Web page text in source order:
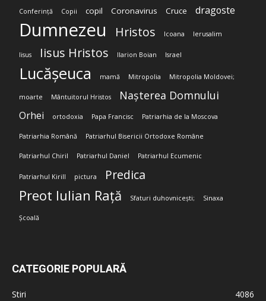
Conferință Copii copil Coronavirus Cruce dragoste
Dumnezeu Hristos Icoana Ierusalim
Iisus Iisus Hristos Ilarion Boian Israel
Lucășeuca mamă Mitropolia Mitropolia Moldovei;
moarte Mântuitorul Hristos Nașterea Domnului
Orhei ortodoxia Papa Francisc Patriarhia de la Moscova
Patriarhia Română Patriarhul Bisericii Ortodoxe Române
Patriarhul Chiril Patriarhul Daniel Patriarhul Ecumenic
Patriarhul Kirill pictura Predica
Preot Iulian Rață Sfaturi duhovnicești; Sinaxa
Școală
CATEGORIE POPULARĂ
Stiri
4086